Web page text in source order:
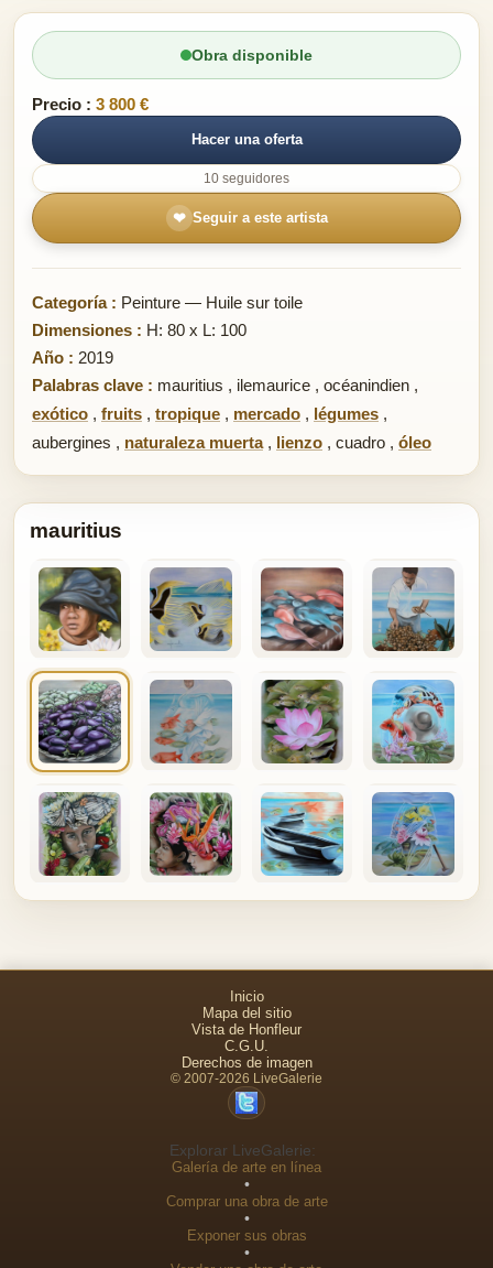
Obra disponible
Precio : 3 800 €
Hacer una oferta
10 seguidores
❤ Seguir a este artista
Categoría : Peinture — Huile sur toile
Dimensiones : H: 80 x L: 100
Año : 2019
Palabras clave : mauritius , ilemaurice , océanindien ,
exótico , fruits , tropique , mercado , légumes ,
aubergines , naturaleza muerta, lienzo , cuadro , óleo
mauritius
Inicio
Mapa del sitio
Vista de Honfleur
C.G.U.
Derechos de imagen
© 2007-2026 LiveGalerie
Explorar LiveGalerie:
Galería de arte en línea
•
Comprar una obra de arte
•
Exponer sus obras
•